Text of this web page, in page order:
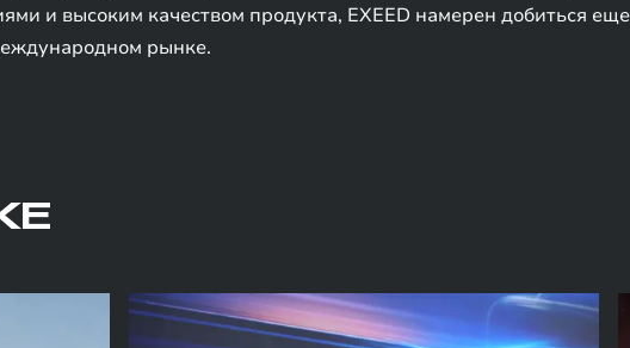
и высоким качеством продукта, EXEED намерен добиться
рынке.